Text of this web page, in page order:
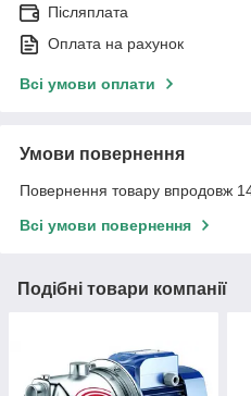
Післяплата
Оплата на рахунок
Всі умови оплати
Умови повернення
Повернення товару впродовж
Всі умови повернення
Подібні товари компанії